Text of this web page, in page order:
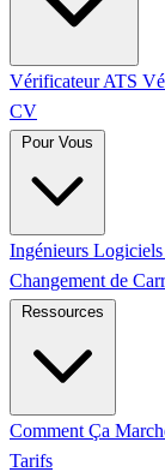
Vérificateur ATS
CV
Ingénieurs Logiciels
Changement de
Comment Ça
Tarifs